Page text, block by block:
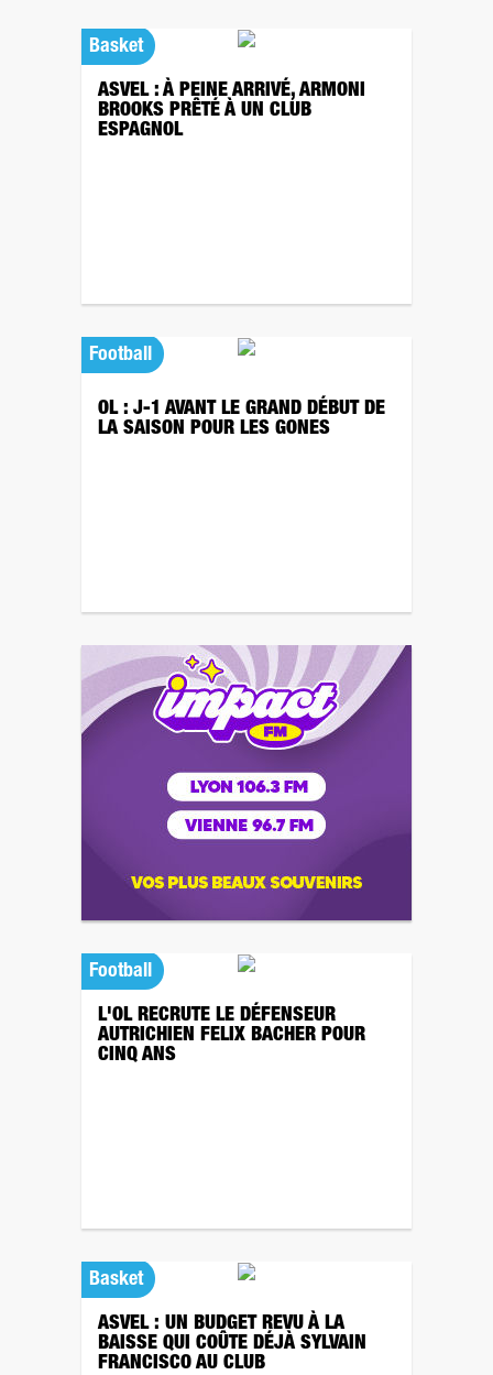
Basket
ASVEL : À PEINE ARRIVÉ, ARMONI
BROOKS PRÊTÉ À UN CLUB
ESPAGNOL
Football
OL : J-1 AVANT LE GRAND DÉBUT DE
LA SAISON POUR LES GONES
Football
L'OL RECRUTE LE DÉFENSEUR
AUTRICHIEN FELIX BACHER POUR
CINQ ANS
Basket
ASVEL : UN BUDGET REVU À LA
BAISSE QUI COÛTE DÉJÀ SYLVAIN
FRANCISCO AU CLUB